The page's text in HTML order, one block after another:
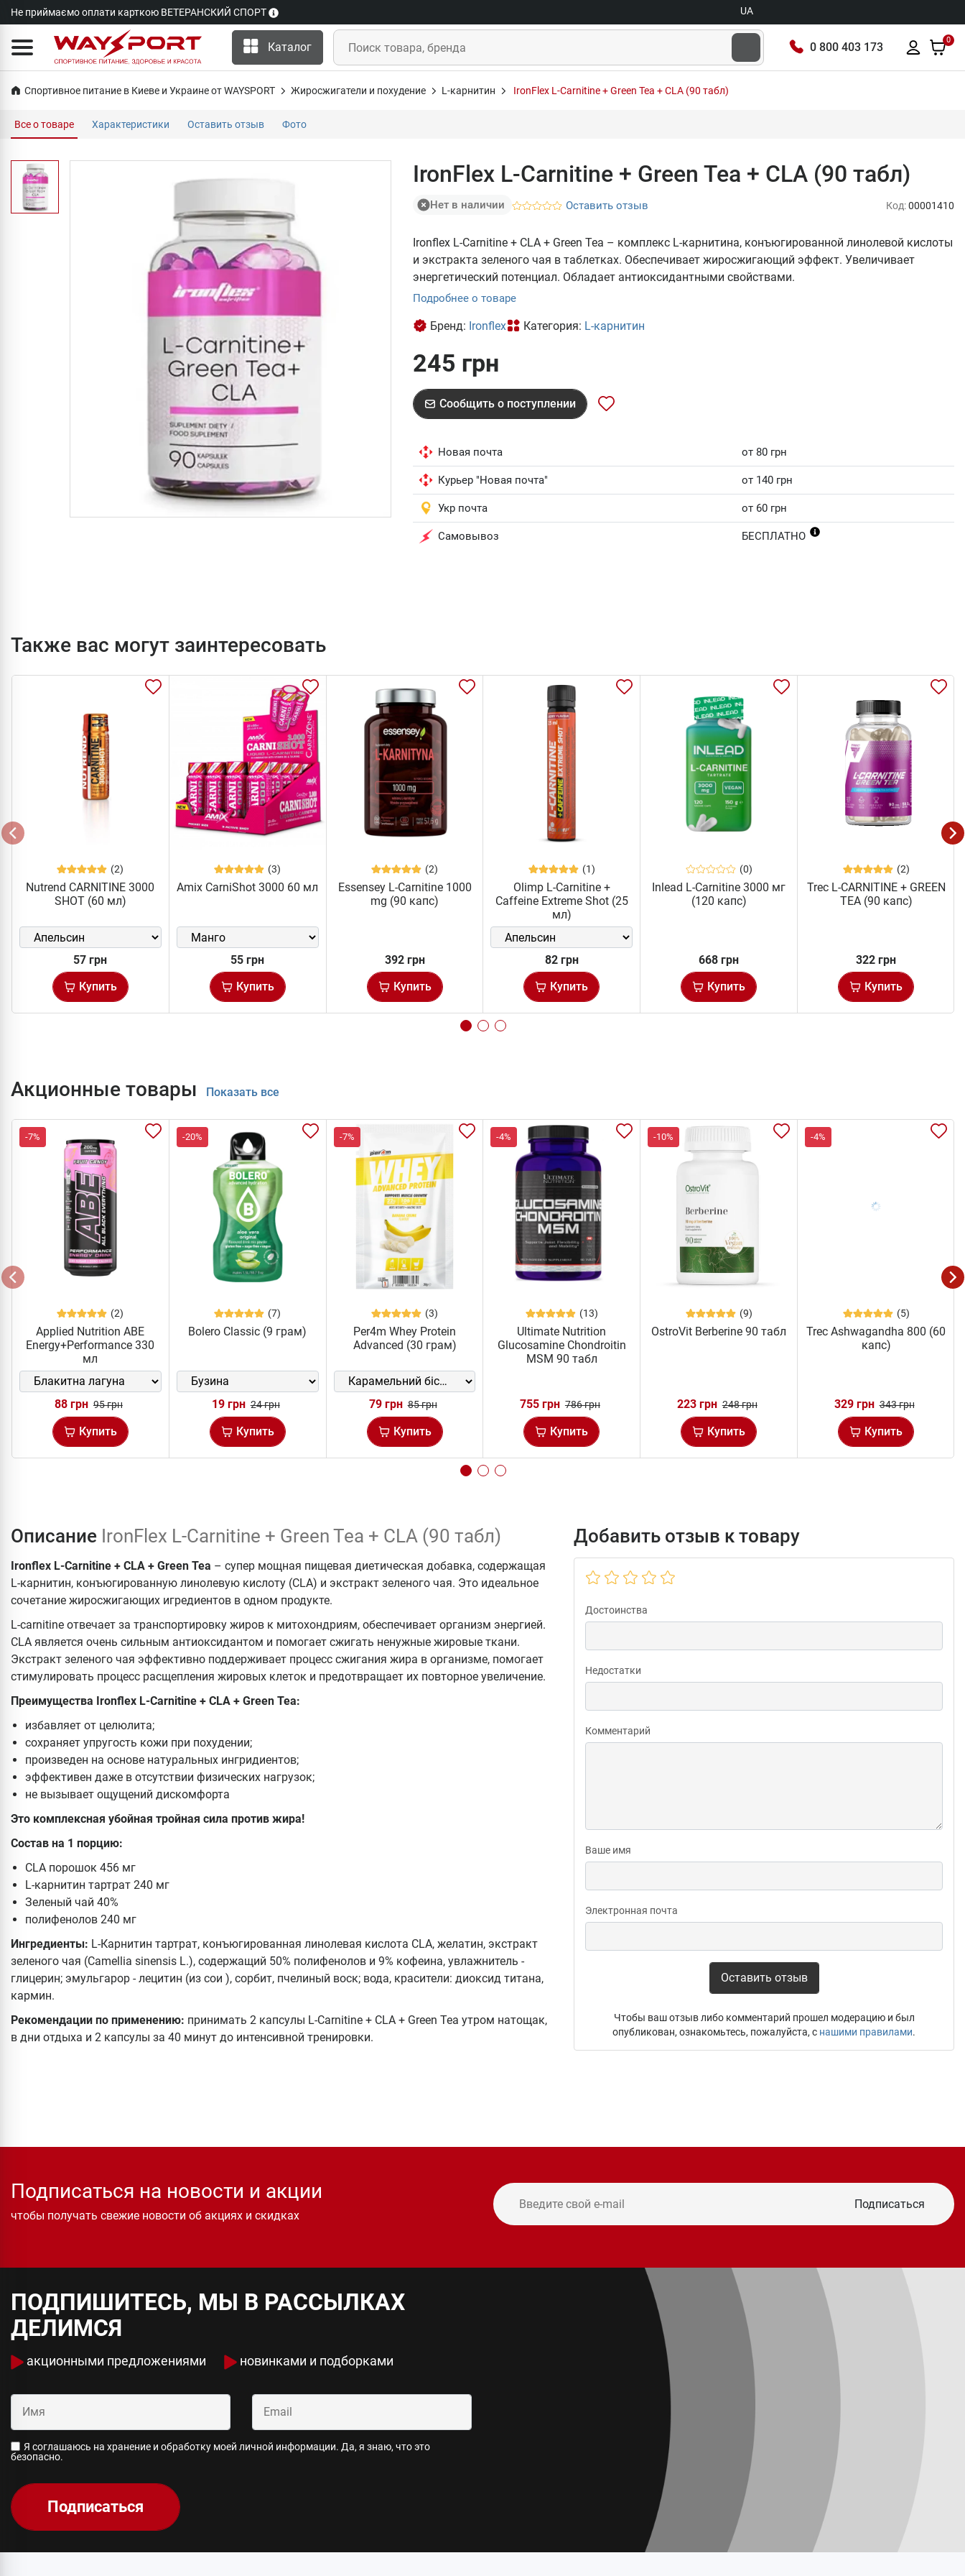
Не приймаємо оплати карткою ВЕТЕРАНСКИЙ СПОРТ UA
Каталог 0 800 403 173
0
Спортивное питание в Киеве и Украине от WAYSPORT Жиросжигатели и похудение L-карнитин IronFlex L-Carnitine + Green Tea + CLA (90 табл)
Все о товаре Характеристики Оставить отзыв Фото
IronFlex L-Carnitine + Green Tea + CLA (90 табл)
Нет в наличии Оставить отзыв Код:00001410
Ironflex L-Carnitine + CLA + Green Tea – комплекс L-карнитина, конъюгированной линолевой кислоты
и экстракта зеленого чая в таблетках. Обеспечивает жиросжигающий эффект. Увеличивает
энергетический потенциал. Обладает антиоксидантными свойствами.
Подробнее о товаре
Бренд: Ironflex Категория: L-карнитин
245 грн
Сообщить о поступлении
Новая почта от 80 грн
Курьер "Новая почта" от 140 грн
Укр почта от 60 грн
Самовывоз БЕСПЛАТНО
Также вас могут заинтересовать
(2)
Nutrend CARNITINE 3000
SHOT (60 мл)
57 грн
Купить
(3)
Amix CarniShot 3000 60 мл
55 грн
Купить
(2)
Essensey L-Carnitine 1000
mg (90 капс)
392 грн
Купить
(1)
Olimp L-Carnitine +
Caffeine Extreme Shot (25
мл)
82 грн
Купить
(0)
Inlead L-Carnitine 3000 мг
(120 капс)
668 грн
Купить
(2)
Trec L-CARNITINE + GREEN
TEA (90 капс)
322 грн
Купить
Акционные товары Показать все
-7%
(2)
Applied Nutrition ABE
Energy+Performance 330
мл
88 грн 95 грн
Купить
-20%
(7)
Bolero Classic (9 грам)
19 грн 24 грн
Купить
-7%
(3)
Per4m Whey Protein
Advanced (30 грам)
79 грн 85 грн
Купить
-4%
(13)
Ultimate Nutrition
Glucosamine Chondroitin
MSM 90 табл
755 грн 786 грн
Купить
-10%
(9)
OstroVit Berberine 90 табл
223 грн 248 грн
Купить
-4%
(5)
Trec Ashwagandha 800 (60
капс)
329 грн 343 грн
Купить
Описание IronFlex L-Carnitine + Green Tea + CLA (90 табл)
Ironflex L-Carnitine + CLA + Green Tea – супер мощная пищевая диетическая добавка, содержащая
L-карнитин, конъюгированную линолевую кислоту (CLA) и экстракт зеленого чая. Это идеальное
сочетание жиросжигающих игредиентов в одном продукте.
L-carnitine отвечает за транспортировку жиров к митохондриям, обеспечивает организм энергией.
CLA является очень сильным антиоксидантом и помогает сжигать ненужные жировые ткани.
Экстракт зеленого чая эффективно поддерживает процесс сжигания жира в организме, помогает
стимулировать процесс расщепления жировых клеток и предотвращает их повторное увеличение.
Преимущества Ironflex L-Carnitine + CLA + Green Tea:
избавляет от целюлита;
сохраняет упругость кожи при похудении;
произведен на основе натуральных ингридиентов;
эффективен даже в отсутствии физических нагрузок;
не вызывает ощущений дискомфорта
Это комплексная убойная тройная сила против жира!
Состав на 1 порцию:
CLA порошок 456 мг
L-карнитин тартрат 240 мг
Зеленый чай 40%
полифенолов 240 мг
Ингредиенты: L-Карнитин тартрат, конъюгированная линолевая кислота CLA, желатин, экстракт
зеленого чая (Camellia sinensis L.), содержащий 50% полифенолов и 9% кофеина, увлажнитель -
глицерин; эмульгарор - лецитин (из сои ), сорбит, пчелиный воск; вода, красители: диоксид титана,
кармин.
Рекомендации по применению: принимать 2 капсулы L-Carnitine + CLA + Green Tea утром натощак,
в дни отдыха и 2 капсулы за 40 минут до интенсивной тренировки.
Добавить отзыв к товару
Достоинства
Недостатки
Комментарий
Ваше имя
Электронная почта
Оставить отзыв
Чтобы ваш отзыв либо комментарий прошел модерацию и был
опубликован, ознакомьтесь, пожалуйста, с нашими правилами.
Подписаться на новости и акции
чтобы получать свежие новости об акциях и скидках
Подписаться
ПОДПИШИТЕСЬ, МЫ В РАССЫЛКАХ
ДЕЛИМСЯ
акционными предложениями новинками и подборками
Я соглашаюсь на хранение и обработку моей личной информации. Да, я знаю, что это
Подписаться